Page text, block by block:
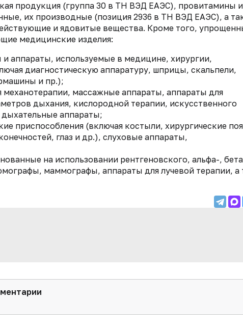
продукция (группа 30 в ТН ВЭД ЕАЭС), провитамины и
их производные (позиция 2936 в ТН ВЭД ЕАЭС), а
и ядовитые вещества. Кроме того,
медицинские изделия:
аппараты, используемые в медицине, хирургии,
диагностическую аппаратуру, шприцы, скальпели,
и пр.);
массажные аппараты, аппараты для
дыхания, кислородной терапии, искусственного
дыхательные аппараты;
приспособления (включая костыли, хирургические
глаз и др.), слуховые аппараты,
на использовании рентгеновского, альфа-,
маммографы, аппараты для лучевой терапии, а